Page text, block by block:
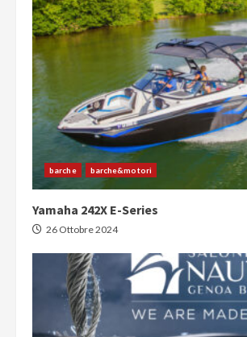
barche barche&motori
Yamaha 242X E-Series
26 Ottobre 2024